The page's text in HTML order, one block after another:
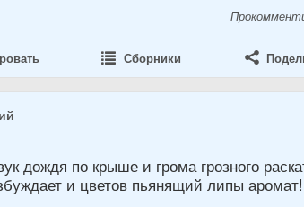
Сборники
дождя по крыше и грома грозного
и цветов пьянящий липы аромат!